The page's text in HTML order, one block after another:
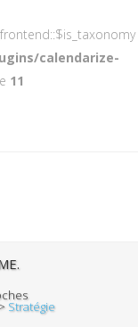
calendarize-
11
> Stratégie